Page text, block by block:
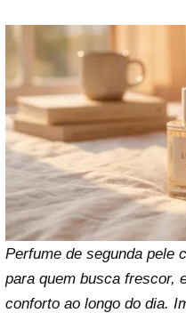
Perfume de segunda pele
para quem busca frescor,
conforto ao longo do dia.